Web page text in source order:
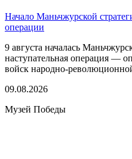
Начало Маньчжурской
операции
9 августа началась
наступательная операция —
войск народно-
09.08.2026
Музей Победы